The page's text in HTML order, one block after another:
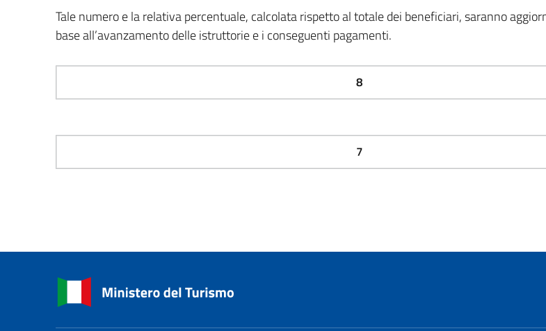
Tale numero e la relativa percentuale, calcolata rispetto al totale dei beneficiari, saranno
base all’avanzamento delle istruttorie e i conseguenti pagamenti.
8
7